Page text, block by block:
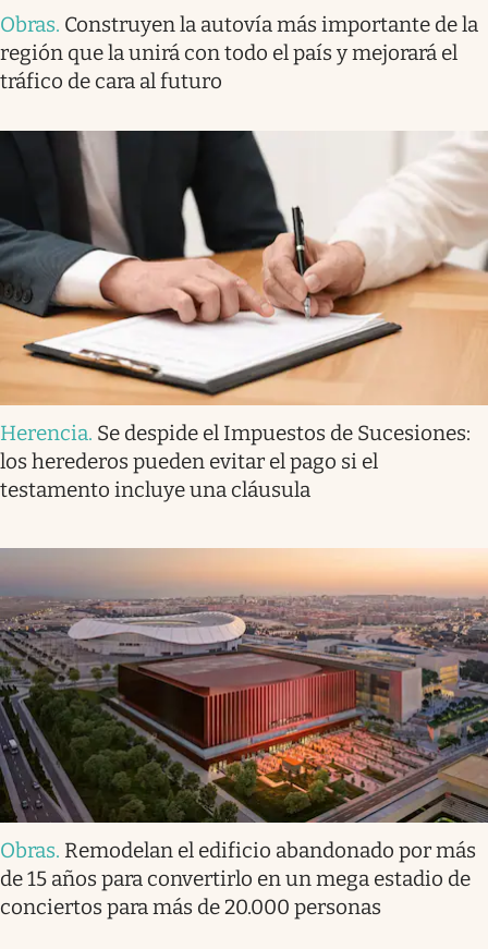
Obras. Construyen la autovía más importante de la
región que la unirá con todo el país y mejorará el
tráfico de cara al futuro
Herencia. Se despide el Impuestos de Sucesiones:
los herederos pueden evitar el pago si el
testamento incluye una cláusula
Obras. Remodelan el edificio abandonado por más
de 15 años para convertirlo en un mega estadio de
conciertos para más de 20.000 personas